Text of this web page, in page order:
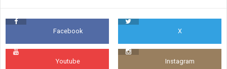
Facebook X
Youtube Instagram